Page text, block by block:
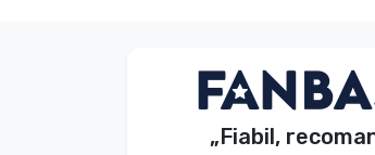
„Fiabil,
Anonim
2026. 08.
Tipuri de produse